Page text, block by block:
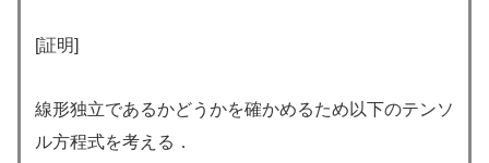
[証明]
線形独立であるかどうかを確かめるため以下のテンソ
ル方程式を考える．